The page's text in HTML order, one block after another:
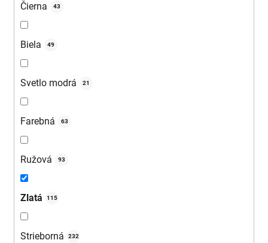
Čierna 43
Biela 49
Svetlo modrá 21
Farebná 63
Ružová 93
Zlatá 115
Strieborná 232